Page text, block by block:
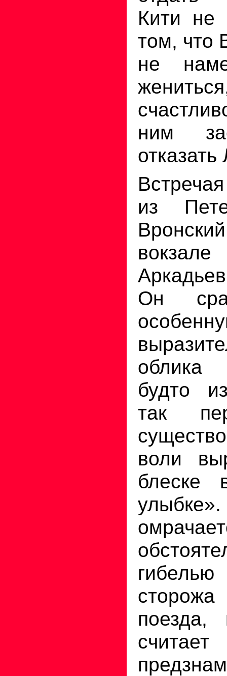
Кити не
том, что
не
ним
отказать
из
Он
будто
так
воли
блеске
поезда,